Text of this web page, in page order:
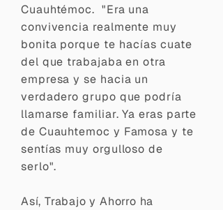
Cuauhtémoc. "Era una
convivencia realmente muy
bonita porque te hacías cuate
del que trabajaba en otra
empresa y se hacia un
verdadero grupo que podría
llamarse familiar. Ya eras parte
de Cuauhtemoc y Famosa y te
sentías muy orgulloso de
serlo".
Así, Trabajo y Ahorro ha